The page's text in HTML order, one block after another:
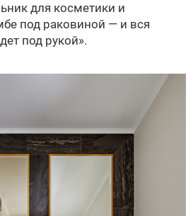
для косметики и
под раковиной — и вся
под рукой».